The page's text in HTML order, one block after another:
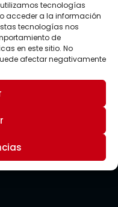
utilizamos tecnologías
acceder a la información
tecnologías nos
de
en este sitio. No
afectar negativamente